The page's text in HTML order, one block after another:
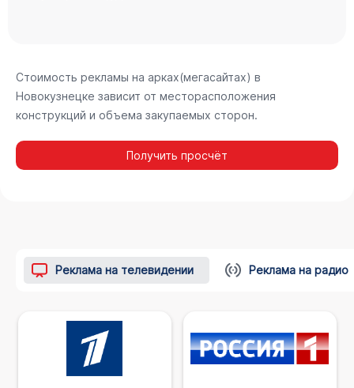
Стоимость рекламы на арках(мегасайтах) в
Новокузнецке зависит от месторасположения
конструкций и объема закупаемых сторон.
Получить просчёт
Реклама на телевидении Реклама на радио